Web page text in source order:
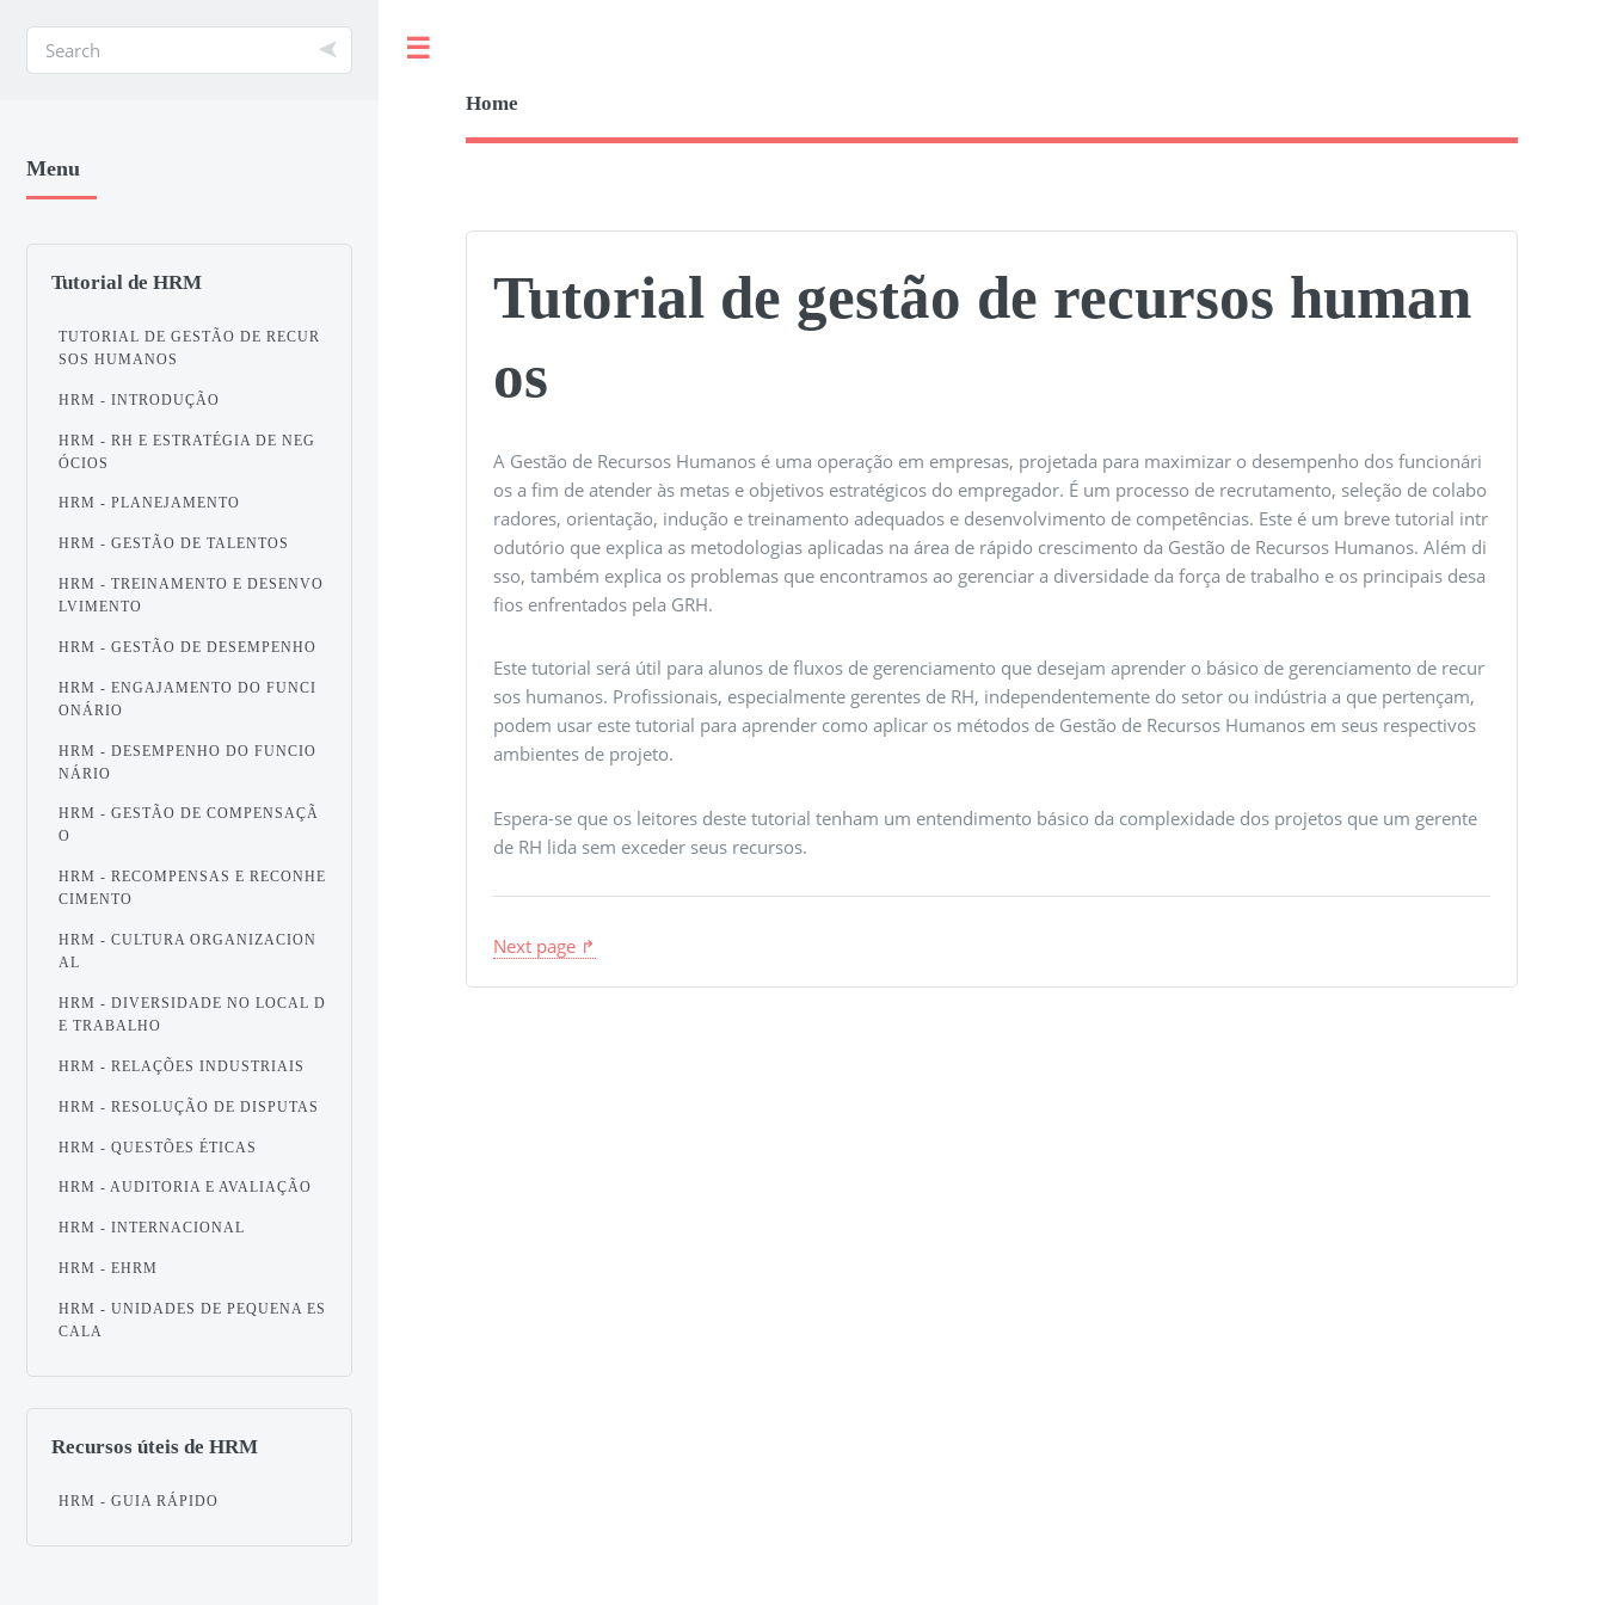
Home
Tutorial de gestão de recursos human
os
A Gestão de Recursos Humanos é uma operação em empresas, projetada para maximizar o desempenho dos funcionári
os a fim de atender às metas e objetivos estratégicos do empregador. É um processo de recrutamento, seleção de colabo
radores, orientação, indução e treinamento adequados e desenvolvimento de competências. Este é um breve tutorial intr
odutório que explica as metodologias aplicadas na área de rápido crescimento da Gestão de Recursos Humanos. Além di
sso, também explica os problemas que encontramos ao gerenciar a diversidade da força de trabalho e os principais desa
fios enfrentados pela GRH.
Este tutorial será útil para alunos de fluxos de gerenciamento que desejam aprender o básico de gerenciamento de recur
sos humanos. Profissionais, especialmente gerentes de RH, independentemente do setor ou indústria a que pertençam,
podem usar este tutorial para aprender como aplicar os métodos de Gestão de Recursos Humanos em seus respectivos
ambientes de projeto.
Espera-se que os leitores deste tutorial tenham um entendimento básico da complexidade dos projetos que um gerente
de RH lida sem exceder seus recursos.
Next page ↱
Menu
Tutorial de HRM
TUTORIAL DE GESTÃO DE RECUR
SOS HUMANOS
HRM - INTRODUÇÃO
HRM - RH E ESTRATÉGIA DE NEG
ÓCIOS
HRM - PLANEJAMENTO
HRM - GESTÃO DE TALENTOS
HRM - TREINAMENTO E DESENVO
LVIMENTO
HRM - GESTÃO DE DESEMPENHO
HRM - ENGAJAMENTO DO FUNCI
ONÁRIO
HRM - DESEMPENHO DO FUNCIO
NÁRIO
HRM - GESTÃO DE COMPENSAÇÃ
O
HRM - RECOMPENSAS E RECONHE
CIMENTO
HRM - CULTURA ORGANIZACION
AL
HRM - DIVERSIDADE NO LOCAL D
E TRABALHO
HRM - RELAÇÕES INDUSTRIAIS
HRM - RESOLUÇÃO DE DISPUTAS
HRM - QUESTÕES ÉTICAS
HRM - AUDITORIA E AVALIAÇÃO
HRM - INTERNACIONAL
HRM - EHRM
HRM - UNIDADES DE PEQUENA ES
CALA
Recursos úteis de HRM
HRM - GUIA RÁPIDO